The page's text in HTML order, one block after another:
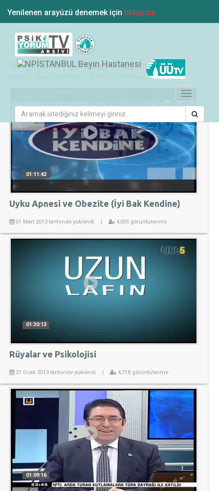
Yenilenen arayüzü denemek içintıklayınız
Toggle
navigation
"uyuyamama" için arama sonuçları
toplam 21 kayıt arasından 1..8 arası gösteriliyor.
01:11:42
Uyku Apnesi ve Obezite (İyi Bak Kendine)
01 Mart 2013 tarihinde yüklendi 4,005 görüntülenme
01:30:13
Rüyalar ve Psikolojisi
21 Ocak 2013 tarihinde yüklendi | 4,718 görüntülenme
01:09:16